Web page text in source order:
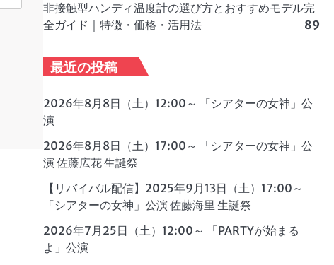
非接触型ハンディ温度計の選び方とおすすめモデル完
全ガイド｜特徴・価格・活用法
89
最近の投稿
2026年8月8日（土）12:00～ 「シアターの女神」公
演
2026年8月8日（土）17:00～ 「シアターの女神」公
演 佐藤広花 生誕祭
【リバイバル配信】2025年9月13日（土）17:00～
「シアターの女神」公演 佐藤海里 生誕祭
2026年7月25日（土）12:00～ 「PARTYが始まる
よ」公演